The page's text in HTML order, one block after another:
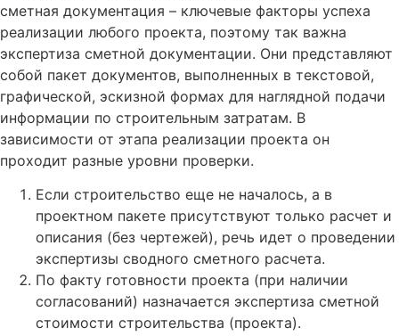
сметная документация – ключевые факторы успеха
реализации любого проекта, поэтому так важна
экспертиза сметной документации. Они представляют
собой пакет документов, выполненных в текстовой,
графической, эскизной формах для наглядной подачи
информации по строительным затратам. В
зависимости от этапа реализации проекта он
проходит разные уровни проверки.
Если строительство еще не началось, а в
проектном пакете присутствуют только расчет и
описания (без чертежей), речь идет о проведении
экспертизы сводного сметного расчета.
По факту готовности проекта (при наличии
согласований) назначается экспертиза сметной
стоимости строительства (проекта).